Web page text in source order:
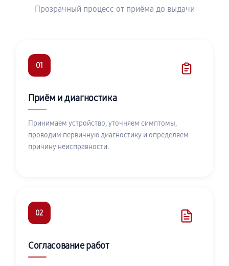
Прозрачный процесс от приёма до выдачи
01
Приём и диагностика
Принимаем устройство, уточняем симптомы,
проводим первичную диагностику и определяем
причину неисправности.
02
Согласование работ